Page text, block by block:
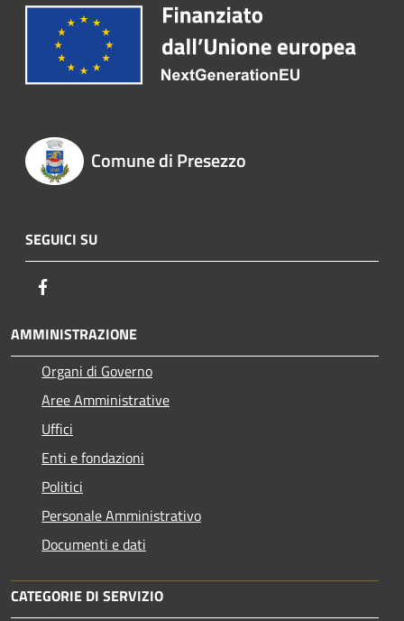
Comune di Presezzo
SEGUICI SU
AMMINISTRAZIONE
Organi di Governo
Aree Amministrative
Uffici
Enti e fondazioni
Politici
Personale Amministrativo
Documenti e dati
CATEGORIE DI SERVIZIO